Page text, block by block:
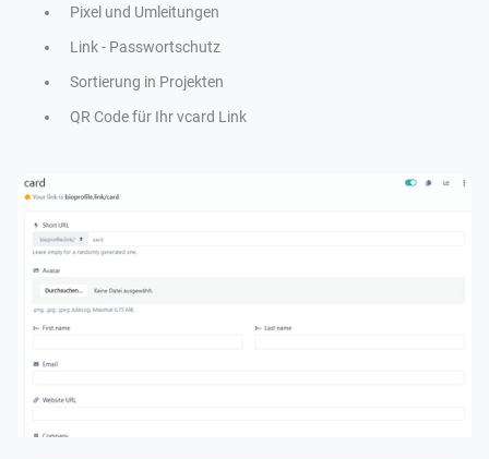
Pixel und Umleitungen
Link - Passwortschutz
Sortierung in Projekten
QR Code für Ihr vcard Link